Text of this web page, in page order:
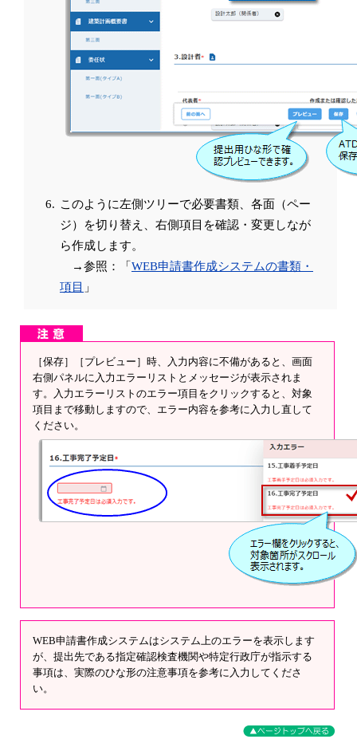
このように左側ツリーで必要書類、各面（ペー
ジ）を切り替え、右側項目を確認・変更しなが
ら作成します。
→参照：「 WEB申請書作成システムの書類・
項目 」
［保存］［プレビュー］時、入力内容に不備があると、画面
右側パネルに入力エラーリストとメッセージが表示されま
す。入力エラーリストのエラー項目をクリックすると、対象
項目まで移動しますので、エラー内容を参考に入力し直して
ください。
WEB申請書作成システムはシステム上のエラーを表示します
が、提出先である指定確認検査機関や特定行政庁が指示する
事項は、実際のひな形の注意事項を参考に入力してくださ
い。